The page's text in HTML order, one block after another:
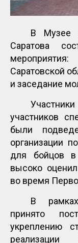
В Музее
Саратова
Саратовской
и заседание
участников
были
организации
для бойцов
высоко
во время
В рамках
принято
укреплению